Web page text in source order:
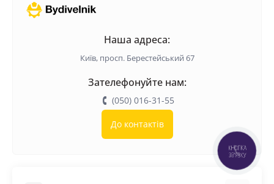
Наша адреса:
Київ, просп. Берестейський 67
Зателефонуйте нам:
(050) 016-31-55
До контактів
КНОПКА
ЗВ'ЯЗКУ